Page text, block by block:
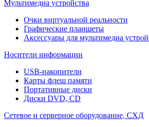
Мультимедиа устройства
Очки виртуальной реальности
Графические планшеты
Аксессуары для мультимедиа
Носители информации
USB-накопители
Карты флеш памяти
Портативные диски
Диски DVD, CD
Сетевое и серверное оборудование, СХД